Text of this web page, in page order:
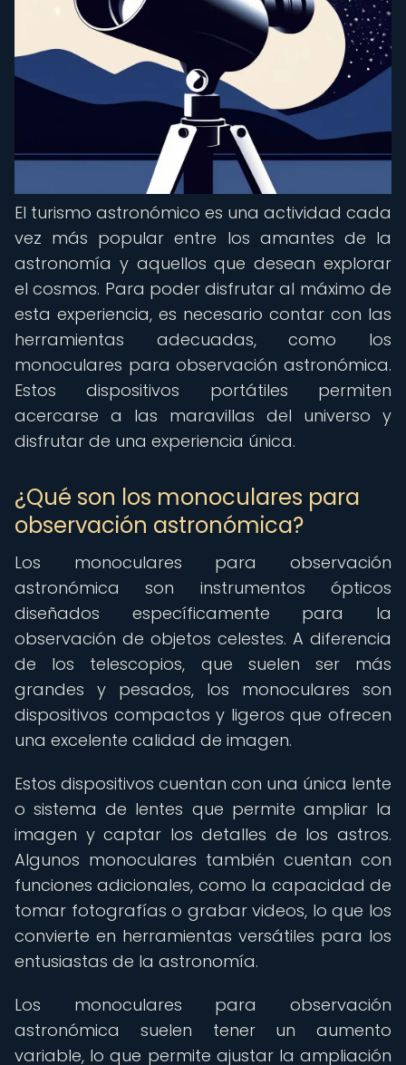
El turismo astronómico es una actividad cada
vez más popular entre los amantes de la
astronomía y aquellos que desean explorar
el cosmos. Para poder disfrutar al máximo de
esta experiencia, es necesario contar con las
herramientas adecuadas, como los
monoculares para observación astronómica.
Estos dispositivos portátiles permiten
acercarse a las maravillas del universo y
disfrutar de una experiencia única.
¿Qué son los monoculares para
observación astronómica?
Los monoculares para observación
astronómica son instrumentos ópticos
diseñados específicamente para la
observación de objetos celestes. A diferencia
de los telescopios, que suelen ser más
grandes y pesados, los monoculares son
dispositivos compactos y ligeros que ofrecen
una excelente calidad de imagen.
Estos dispositivos cuentan con una única lente
o sistema de lentes que permite ampliar la
imagen y captar los detalles de los astros.
Algunos monoculares también cuentan con
funciones adicionales, como la capacidad de
tomar fotografías o grabar videos, lo que los
convierte en herramientas versátiles para los
entusiastas de la astronomía.
Los monoculares para observación
astronómica suelen tener un aumento
variable, lo que permite ajustar la ampliación